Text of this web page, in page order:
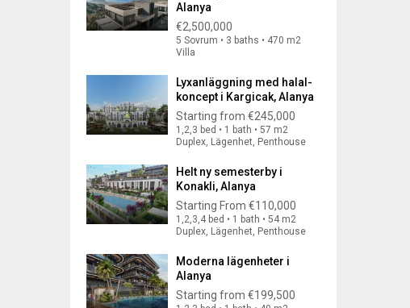
Alanya
€2,500,000
5 Sovrum • 3 baths • 470 m2
Villa
Lyxanläggning med halal-
koncept i Kargicak, Alanya
Starting from €245,000
1,2,3 bed • 1 bath • 57 m2
Duplex, Lägenhet, Penthouse
Helt ny semesterby i
Konakli, Alanya
Starting From €110,000
1,2,3,4 bed • 1 bath • 54 m2
Duplex, Lägenhet, Penthouse
Moderna lägenheter i
Alanya
Starting from €199,500